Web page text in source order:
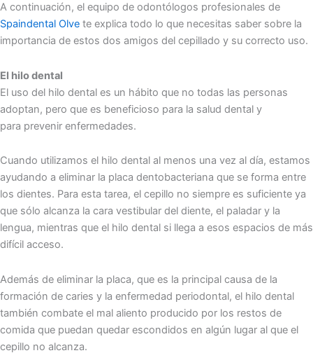
A continuación, el equipo de odontólogos profesionales de
Spaindental Olve te explica todo lo que necesitas saber sobre la
importancia de estos dos amigos del cepillado y su correcto uso.
El hilo dental
El uso del hilo dental es un hábito que no todas las personas
adoptan, pero que es beneficioso para la salud dental y
para prevenir enfermedades.
Cuando utilizamos el hilo dental al menos una vez al día, estamos
ayudando a eliminar la placa dentobacteriana que se forma entre
los dientes. Para esta tarea, el cepillo no siempre es suficiente ya
que sólo alcanza la cara vestibular del diente, el paladar y la
lengua, mientras que el hilo dental si llega a esos espacios de más
difícil acceso.
Además de eliminar la placa, que es la principal causa de la
formación de caries y la enfermedad periodontal, el hilo dental
también combate el mal aliento producido por los restos de
comida que puedan quedar escondidos en algún lugar al que el
cepillo no alcanza.